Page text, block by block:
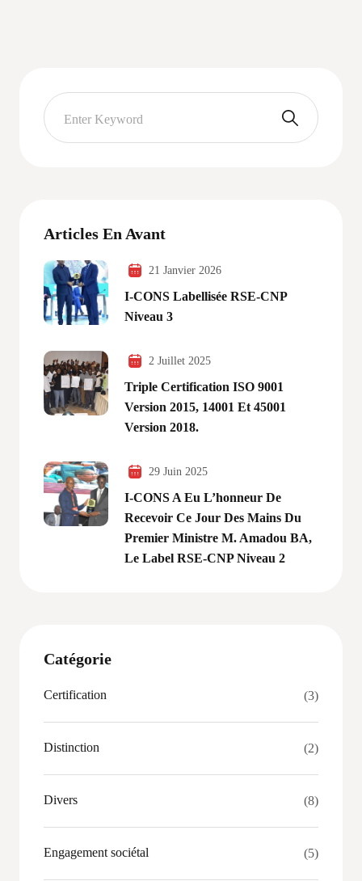
Articles En Avant
21 Janvier 2026
I-CONS Labellisée RSE-CNP
Niveau 3
2 Juillet 2025
Triple Certification ISO 9001
Version 2015, 14001 Et 45001
Version 2018.
29 Juin 2025
I-CONS A Eu L’honneur De
Recevoir Ce Jour Des Mains Du
Premier Ministre M. Amadou BA,
Le Label RSE-CNP Niveau 2
Catégorie
Certification (3)
Distinction (2)
Divers (8)
Engagement sociétal (5)